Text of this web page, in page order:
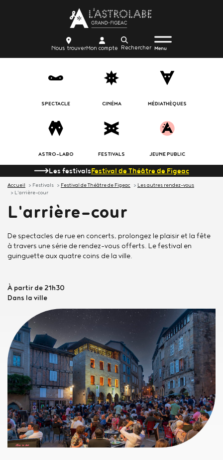
au
principal
Body
trouver
Nous trouvercompte
Mon compte
Recherche
Menu
burger
Body
icon_trigger
Menu
SPECTACLE CINÉMA MÉDIATHÈQUES
ASTRO-LABO FESTIVALS JEUNE PUBLIC
Les festivalsFestival de Théâtre de Figeac
Accueil Festivals Festival de Théâtre de Figeac
Les autres rendez-vous
L'arrière-cour
L'arrière-cour
De spectacles de rue en concerts, prolongez le plaisir et la fête
à travers une série de rendez-vous offerts. Le festival en
guinguette aux quatre coins de la ville.
À partir de 21h30
Dans la ville